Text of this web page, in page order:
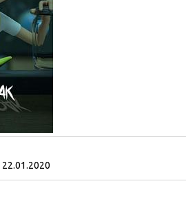
22.01.2020